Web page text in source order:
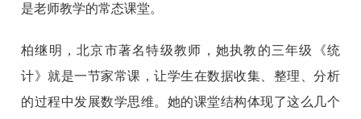
是老师教学的常态课堂。
柏继明，北京市著名特级教师，她执教的三年级《统
计》就是一节家常课，让学生在数据收集、整理、分析
的过程中发展数学思维。她的课堂结构体现了这么几个